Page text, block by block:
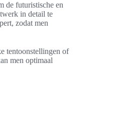
de futuristische en
in detail te
zodat men
tentoonstellingen of
men optimaal